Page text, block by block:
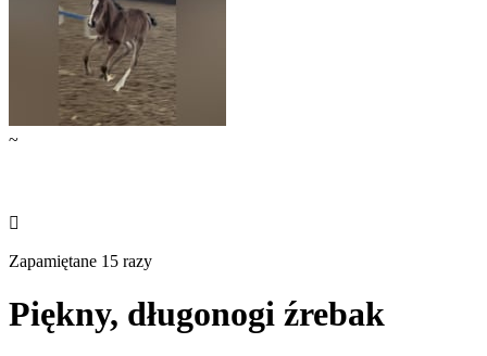
~

Zapamiętane 15 razy
Piękny, długonogi źrebak